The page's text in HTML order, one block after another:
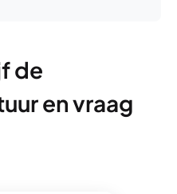
de
en vraag